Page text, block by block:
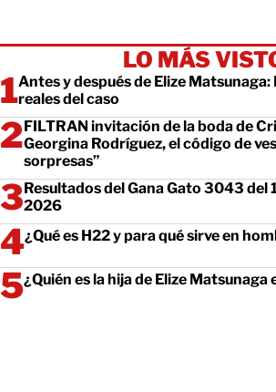
LO MÁS
Antes y después de Elize Matsunaga:
reales del caso
FILTRAN invitación de la boda de
Georgina Rodríguez, el código de
sorpresas”
Resultados del Gana Gato 3043 del
2026
¿Qué es H22 y para qué sirve en
¿Quién es la hija de Elize Matsunaga